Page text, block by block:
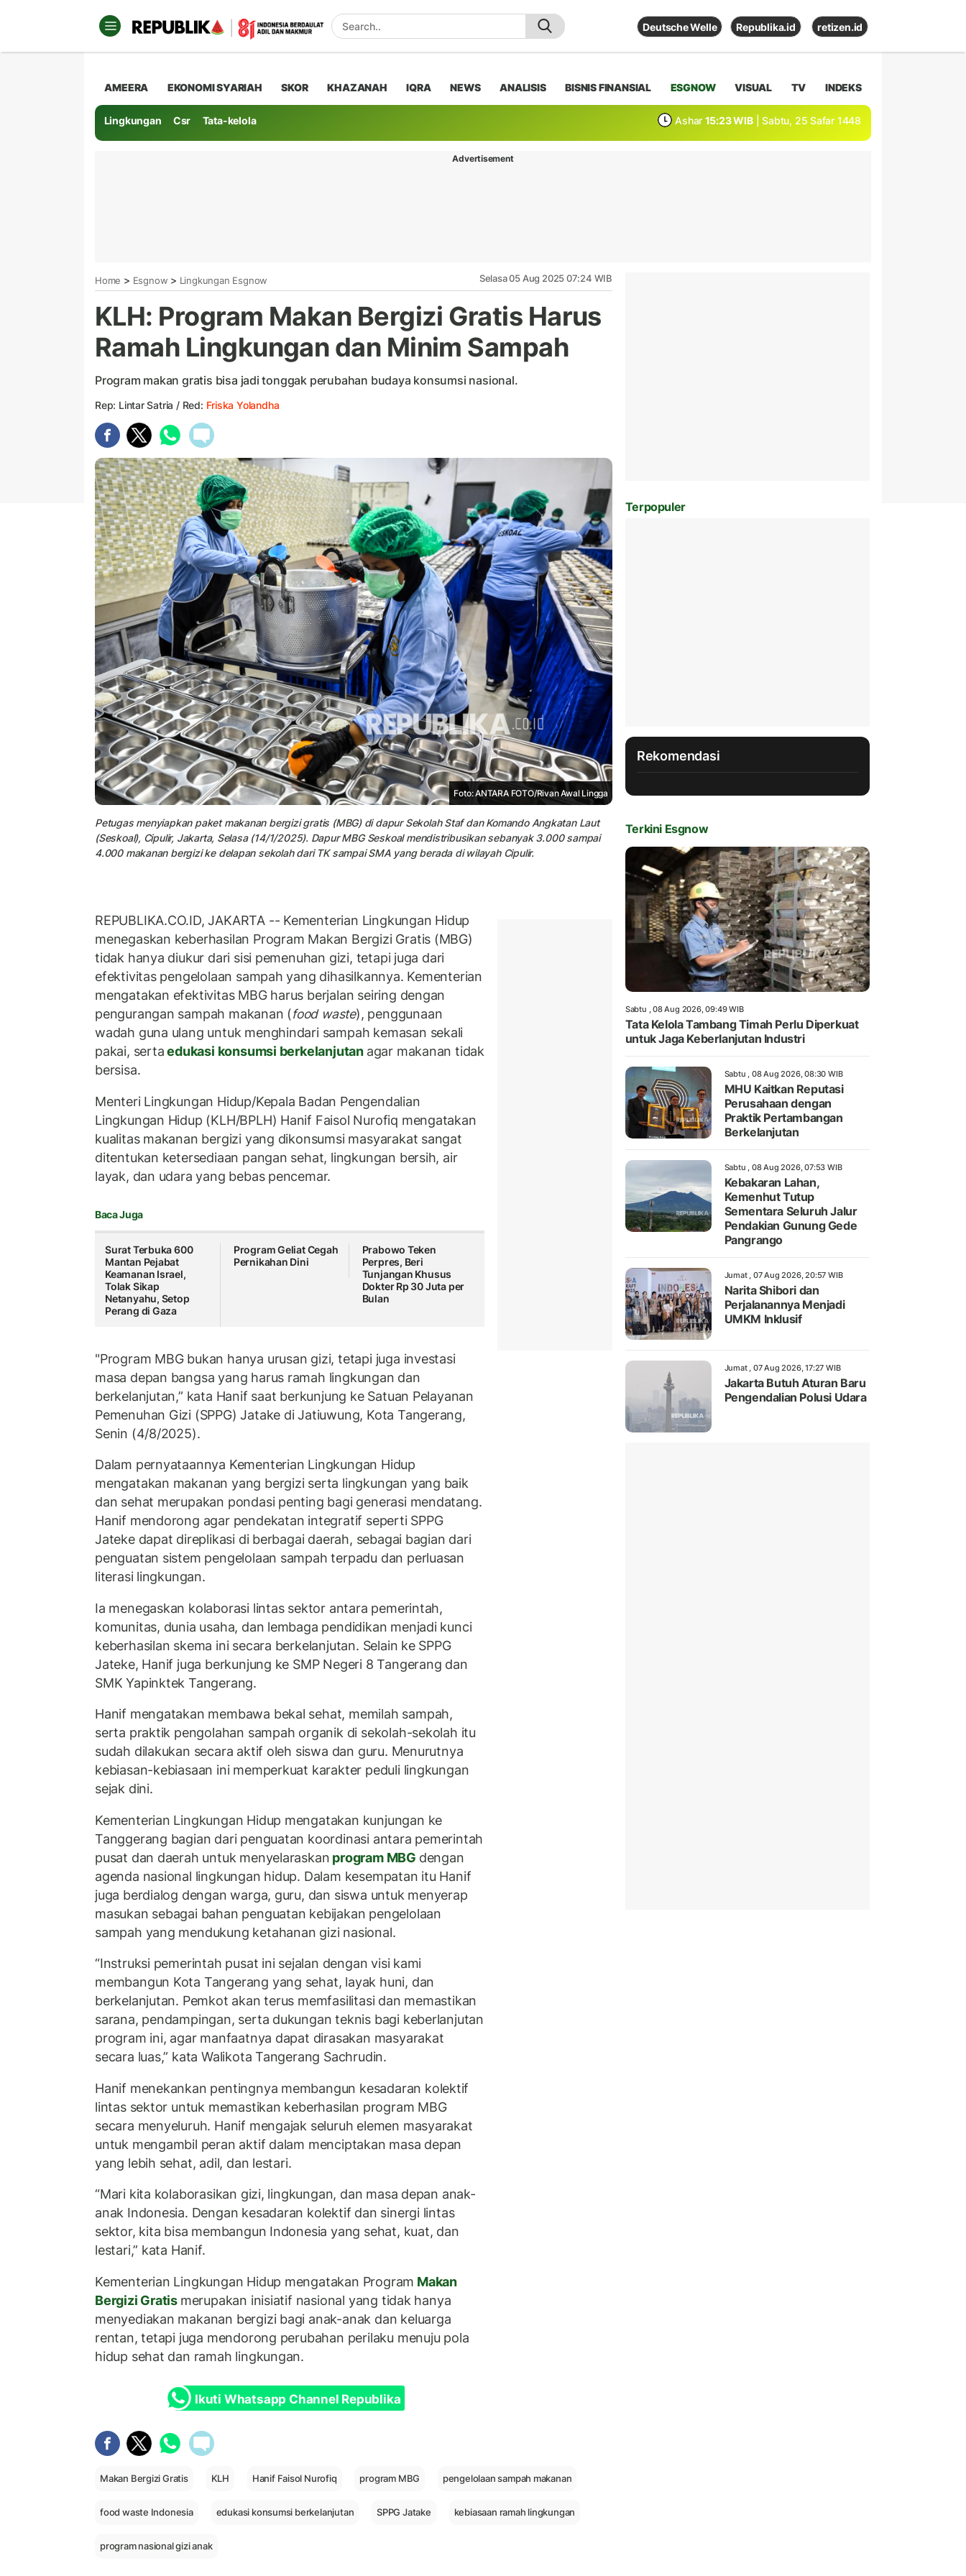
Deutsche Welle Republika.id retizen.id
AMEERA EKONOMI SYARIAH SKOR KHAZANAH IQRA NEWS ANALISIS BISNIS FINANSIAL ESGNOW VISUAL TV INDEKS
Lingkungan Csr Tata-kelola Ashar 15:23 WIB | Sabtu, 25 Safar 1448
Advertisement
Home > Esgnow > Lingkungan Esgnow Selasa 05 Aug 2025 07:24 WIB
KLH: Program Makan Bergizi Gratis Harus
Ramah Lingkungan dan Minim Sampah
Program makan gratis bisa jadi tonggak perubahan budaya konsumsi nasional.
Rep: Lintar Satria / Red: Friska Yolandha
Foto: ANTARA FOTO/Rivan Awal Lingga
Petugas menyiapkan paket makanan bergizi gratis (MBG) di dapur Sekolah Staf dan Komando Angkatan Laut
(Seskoal), Cipulir, Jakarta, Selasa (14/1/2025). Dapur MBG Seskoal mendistribusikan sebanyak 3.000 sampai
4.000 makanan bergizi ke delapan sekolah dari TK sampai SMA yang berada di wilayah Cipulir.
REPUBLIKA.CO.ID, JAKARTA -- Kementerian Lingkungan Hidup
menegaskan keberhasilan Program Makan Bergizi Gratis (MBG)
tidak hanya diukur dari sisi pemenuhan gizi, tetapi juga dari
efektivitas pengelolaan sampah yang dihasilkannya. Kementerian
mengatakan efektivitas MBG harus berjalan seiring dengan
pengurangan sampah makanan (food waste), penggunaan
wadah guna ulang untuk menghindari sampah kemasan sekali
pakai, sertaedukasi konsumsi berkelanjutan agar makanan tidak
bersisa.
Menteri Lingkungan Hidup/Kepala Badan Pengendalian
Lingkungan Hidup (KLH/BPLH) Hanif Faisol Nurofiq mengatakan
kualitas makanan bergizi yang dikonsumsi masyarakat sangat
ditentukan ketersediaan pangan sehat, lingkungan bersih, air
layak, dan udara yang bebas pencemar.
Baca Juga
Surat Terbuka 600
Mantan Pejabat
Keamanan Israel,
Tolak Sikap
Netanyahu, Setop
Perang di Gaza
Program Geliat Cegah
Pernikahan Dini
Prabowo Teken
Perpres, Beri
Tunjangan Khusus
Dokter Rp 30 Juta per
Bulan
"Program MBG bukan hanya urusan gizi, tetapi juga investasi
masa depan bangsa yang harus ramah lingkungan dan
berkelanjutan,” kata Hanif saat berkunjung ke Satuan Pelayanan
Pemenuhan Gizi (SPPG) Jatake di Jatiuwung, Kota Tangerang,
Senin (4/8/2025).
Dalam pernyataannya Kementerian Lingkungan Hidup
mengatakan makanan yang bergizi serta lingkungan yang baik
dan sehat merupakan pondasi penting bagi generasi mendatang.
Hanif mendorong agar pendekatan integratif seperti SPPG
Jateke dapat direplikasi di berbagai daerah, sebagai bagian dari
penguatan sistem pengelolaan sampah terpadu dan perluasan
literasi lingkungan.
Ia menegaskan kolaborasi lintas sektor antara pemerintah,
komunitas, dunia usaha, dan lembaga pendidikan menjadi kunci
keberhasilan skema ini secara berkelanjutan. Selain ke SPPG
Jateke, Hanif juga berkunjung ke SMP Negeri 8 Tangerang dan
SMK Yapinktek Tangerang.
Hanif mengatakan membawa bekal sehat, memilah sampah,
serta praktik pengolahan sampah organik di sekolah-sekolah itu
sudah dilakukan secara aktif oleh siswa dan guru. Menurutnya
kebiasan-kebiasaan ini memperkuat karakter peduli lingkungan
sejak dini.
Kementerian Lingkungan Hidup mengatakan kunjungan ke
Tanggerang bagian dari penguatan koordinasi antara pemerintah
pusat dan daerah untuk menyelaraskan program MBG dengan
agenda nasional lingkungan hidup. Dalam kesempatan itu Hanif
juga berdialog dengan warga, guru, dan siswa untuk menyerap
masukan sebagai bahan penguatan kebijakan pengelolaan
sampah yang mendukung ketahanan gizi nasional.
“Instruksi pemerintah pusat ini sejalan dengan visi kami
membangun Kota Tangerang yang sehat, layak huni, dan
berkelanjutan. Pemkot akan terus memfasilitasi dan memastikan
sarana, pendampingan, serta dukungan teknis bagi keberlanjutan
program ini, agar manfaatnya dapat dirasakan masyarakat
secara luas,” kata Walikota Tangerang Sachrudin.
Hanif menekankan pentingnya membangun kesadaran kolektif
lintas sektor untuk memastikan keberhasilan program MBG
secara menyeluruh. Hanif mengajak seluruh elemen masyarakat
untuk mengambil peran aktif dalam menciptakan masa depan
yang lebih sehat, adil, dan lestari.
“Mari kita kolaborasikan gizi, lingkungan, dan masa depan anak-
anak Indonesia. Dengan kesadaran kolektif dan sinergi lintas
sektor, kita bisa membangun Indonesia yang sehat, kuat, dan
lestari,” kata Hanif.
Kementerian Lingkungan Hidup mengatakan Program Makan
Bergizi Gratis merupakan inisiatif nasional yang tidak hanya
menyediakan makanan bergizi bagi anak-anak dan keluarga
rentan, tetapi juga mendorong perubahan perilaku menuju pola
hidup sehat dan ramah lingkungan.
Ikuti Whatsapp Channel Republika
Makan Bergizi Gratis KLH Hanif Faisol Nurofiq program MBG pengelolaan sampah makanan
food waste Indonesia edukasi konsumsi berkelanjutan SPPG Jatake kebiasaan ramah lingkungan
program nasional gizi anak
Terpopuler
Rekomendasi
Terkini Esgnow
Sabtu , 08 Aug 2026, 09:49 WIB
Tata Kelola Tambang Timah Perlu Diperkuat
untuk Jaga Keberlanjutan Industri
Sabtu , 08 Aug 2026, 08:30 WIB
MHU Kaitkan Reputasi
Perusahaan dengan
Praktik Pertambangan
Berkelanjutan
Sabtu , 08 Aug 2026, 07:53 WIB
Kebakaran Lahan,
Kemenhut Tutup
Sementara Seluruh Jalur
Pendakian Gunung Gede
Pangrango
Jumat , 07 Aug 2026, 20:57 WIB
Narita Shibori dan
Perjalanannya Menjadi
UMKM Inklusif
Jumat , 07 Aug 2026, 17:27 WIB
Jakarta Butuh Aturan Baru
Pengendalian Polusi Udara